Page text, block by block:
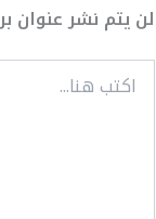
لن يتم نشر عنوان
اكتب
هنا...